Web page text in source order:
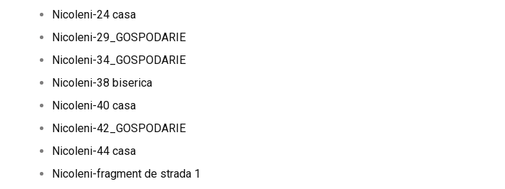
Nicoleni-24 casa
Nicoleni-29_GOSPODARIE
Nicoleni-34_GOSPODARIE
Nicoleni-38 biserica
Nicoleni-40 casa
Nicoleni-42_GOSPODARIE
Nicoleni-44 casa
Nicoleni-fragment de strada 1